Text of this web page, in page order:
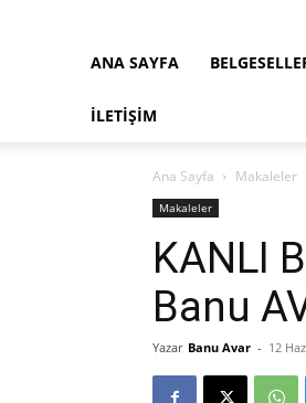
ANA SAYFA
İLETIŞIM
Ana Sayfa Makaleler
Makaleler
KANLI
Banu
Yazar Banu Avar - 12